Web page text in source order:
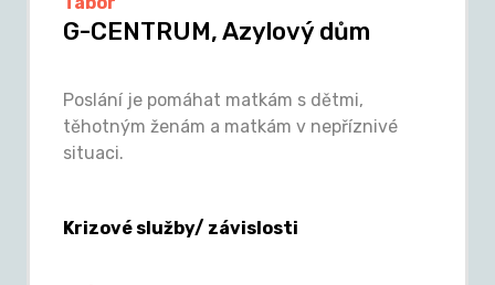
G-CENTRUM, Azylový dům
Poslání je pomáhat matkám s dětmi,
těhotným ženám a matkám v nepříznivé
situaci.
Krizové služby/ závislosti